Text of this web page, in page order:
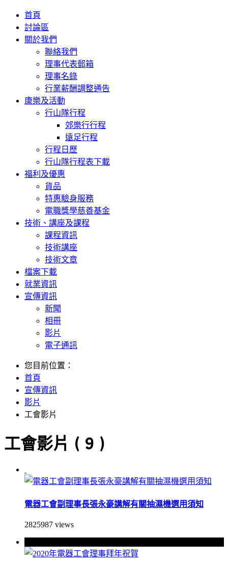
首頁
討論區
關於我們
聯絡我們
理事代表郵箱
理事名錄
行業薪酬調整通告
康樂及活動
行山隊行程
郊樂行行程
遠足行程
行程日歷
行山隊行程表下載
福利及優惠
貨品
特惠驗身服務
電職獎學慈善基金
技術、講座及課程
課程資訊
技術講座
技術文章
檔案下載
就業資訊
宣傳資訊
新聞
相冊
影片
電子通訊
您目前位置：
首頁
宣傳資訊
影片
工會影片
工會影片 ( 9 )
電器工會副理事長張永豪講解有關抽濕機選用須知
2825987 views